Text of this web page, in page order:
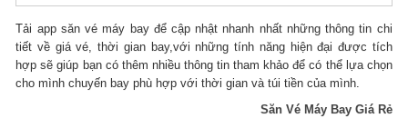
Tải app săn vé máy bay để cập nhật nhanh nhất những thông tin chi
tiết về giá vé, thời gian bay,với những tính năng hiện đại được tích
hợp sẽ giúp bạn có thêm nhiều thông tin tham khảo để có thể lựa chọn
cho mình chuyến bay phù hợp với thời gian và túi tiền của mình.
Săn Vé Máy Bay Giá Rẻ